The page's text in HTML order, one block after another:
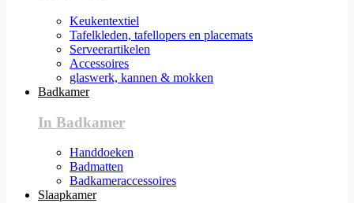
Keukentextiel
Tafelkleden, tafellopers en placemats
Serveerartikelen
Accessoires
glaswerk, kannen & mokken
Badkamer
In Badkamer
Handdoeken
Badmatten
Badkameraccessoires
Slaapkamer